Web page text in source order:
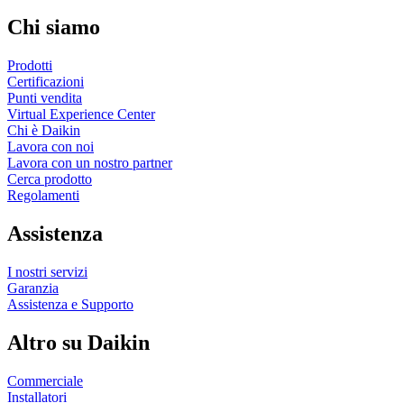
Chi siamo
Prodotti
Certificazioni
Punti vendita
Virtual Experience Center
Chi è Daikin
Lavora con noi
Lavora con un nostro partner
Cerca prodotto
Regolamenti
Assistenza
I nostri servizi
Garanzia
Assistenza e Supporto
Altro su Daikin
Commerciale
Installatori